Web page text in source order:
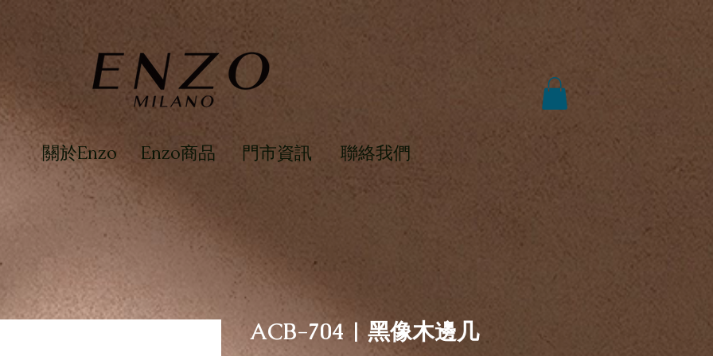
關於Enzo Enzo商品 門市資訊 聯絡我們
ACB-704 | 黑像木邊几